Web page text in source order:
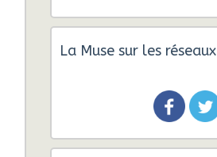
La Muse sur les réseaux